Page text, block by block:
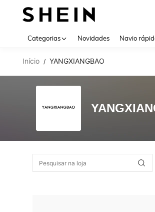
Categorias Novidades Navio
Início / YANGXIANGBAO